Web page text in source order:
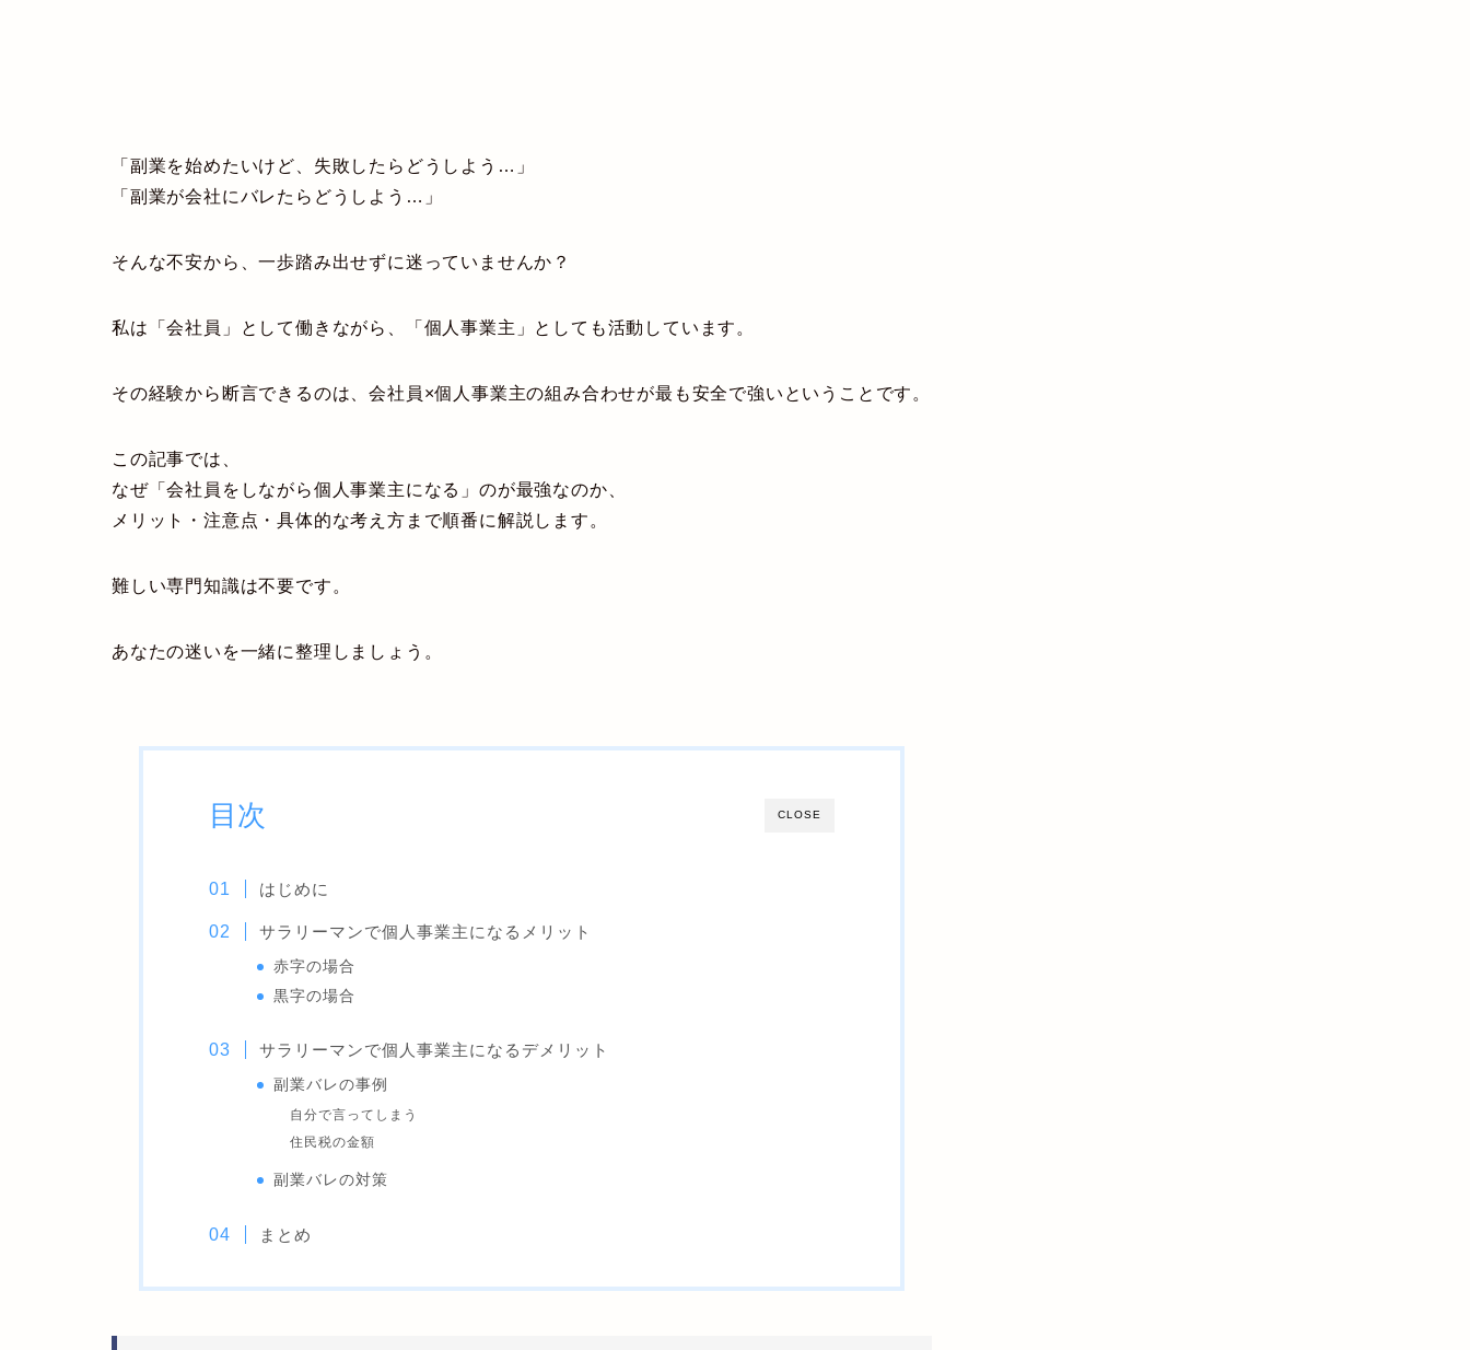
「副業を始めたいけど、失敗したらどうしよう…」
「副業が会社にバレたらどうしよう…」
そんな不安から、一歩踏み出せずに迷っていませんか？
私は「会社員」として働きながら、「個人事業主」としても活動しています。
その経験から断言できるのは、会社員×個人事業主の組み合わせが最も安全で強い ということです。
この記事では、
なぜ「会社員をしながら個人事業主になる」のが最強なのか、
メリット・注意点・具体的な考え方まで順番に解説します。
難しい専門知識は不要です。
あなたの迷いを一緒に整理しましょう。
CLOSE
目次
はじめに
サラリーマンで個人事業主になるメリット
赤字の場合
黒字の場合
サラリーマンで個人事業主になるデメリット
副業バレの事例
自分で言ってしまう
住民税の金額
副業バレの対策
まとめ